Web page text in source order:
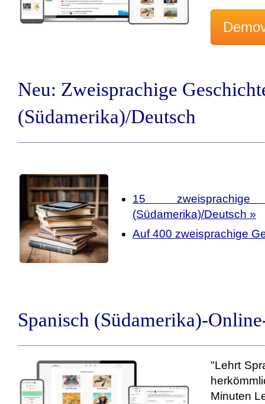
Neu: Zweisprachige
(Südamerika)/Deutsch
15 zweisprachige
(Südamerika)/Deutsch »
Auf 400 zweisprachige
Spanisch (Südamerika)-
"Lehrt
Minuten